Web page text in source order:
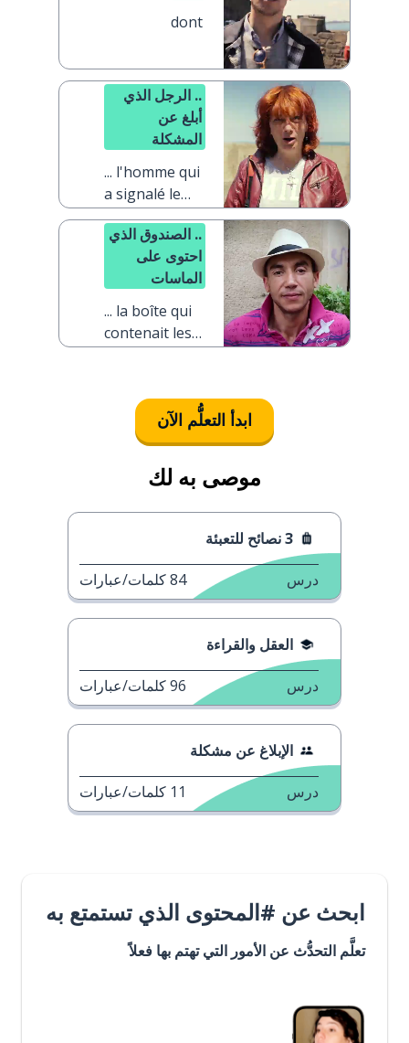
dont
.. الرجل الذي
أبلغ عن
المشكلة
... l'homme qui
a signalé le
problème
.. الصندوق الذي
احتوى على
الماسات
... la boîte qui
contenait les
ابدأ التعلُّم الآن
موصى به لك
3 نصائح للتعبئة
درس 84كلمات/عبارات
العقل والقراءة
درس 96كلمات/عبارات
الإبلاغ عن مشكلة
درس 11 كلمات/عبارات
ابحث عن #المحتوى الذي تستمتع به
تعلَّم التحدُّث عن الأمور التي تهتم بها فعلاً